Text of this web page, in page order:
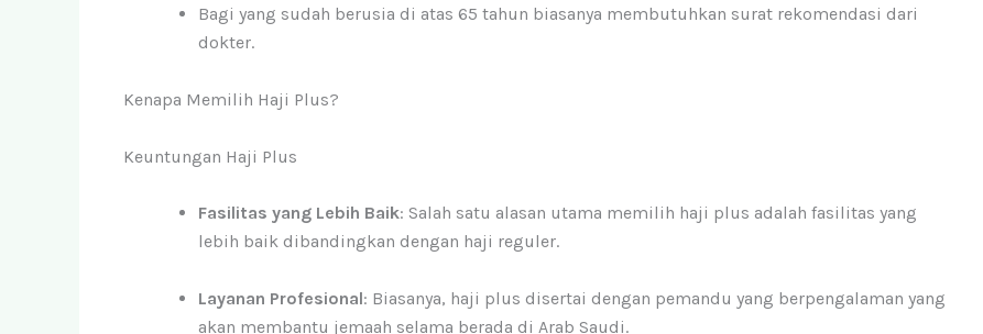
Bagi yang sudah berusia di atas 65 tahun biasanya membutuhkan surat rekomendasi dari
dokter.
Kenapa Memilih Haji Plus?
Keuntungan Haji Plus
Fasilitas yang Lebih Baik: Salah satu alasan utama memilih haji plus adalah fasilitas yang
lebih baik dibandingkan dengan haji reguler.
Layanan Profesional: Biasanya, haji plus disertai dengan pemandu yang berpengalaman yang
akan membantu jemaah selama berada di Arab Saudi.